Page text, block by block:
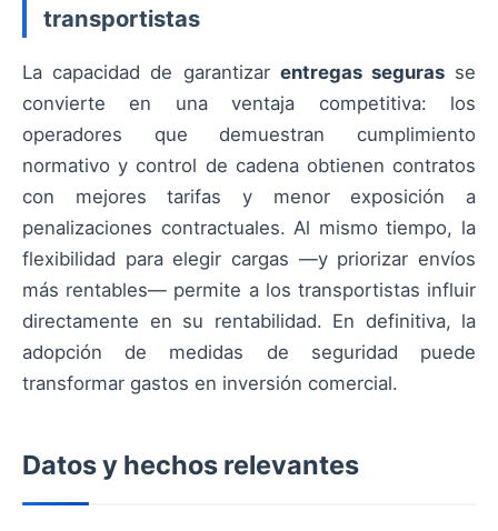
transportistas
La capacidad de garantizar entregas segurasse
convierte en una ventaja competitiva: los
operadores que demuestran cumplimiento
normativo y control de cadena obtienen contratos
con mejores tarifas y menor exposición a
penalizaciones contractuales. Al mismo tiempo, la
flexibilidad para elegir cargas —y priorizar envíos
más rentables— permite a los transportistas influir
directamente en su rentabilidad. En definitiva, la
adopción de medidas de seguridad puede
transformar gastos en inversión comercial.
Datos y hechos relevantes